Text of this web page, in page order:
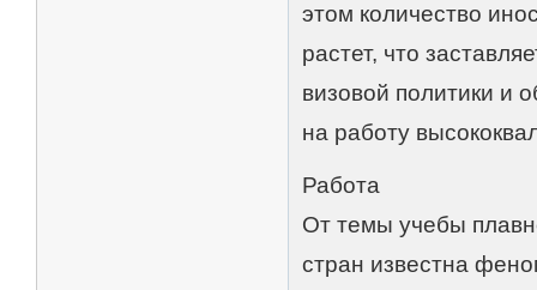
этом количество
растет, что
визовой политики и
на работу
Работа
От темы учебы
стран известна